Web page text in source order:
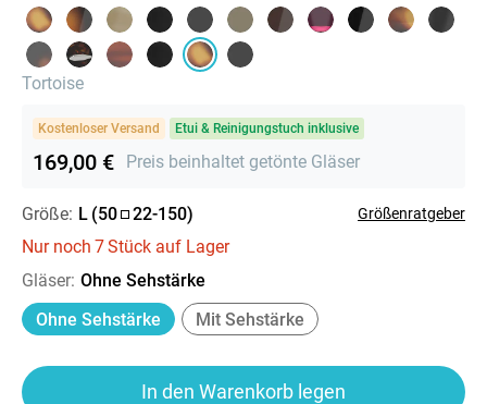
Tortoise
Kostenloser Versand Etui & Reinigungstuch inklusive
169,00 € Preis beinhaltet getönte Gläser
Größe: L (50 22-150) Größenratgeber
Nur noch 7Stück auf Lager
Gläser: Ohne Sehstärke
Ohne Sehstärke
Mit Sehstärke
In den Warenkorb legen